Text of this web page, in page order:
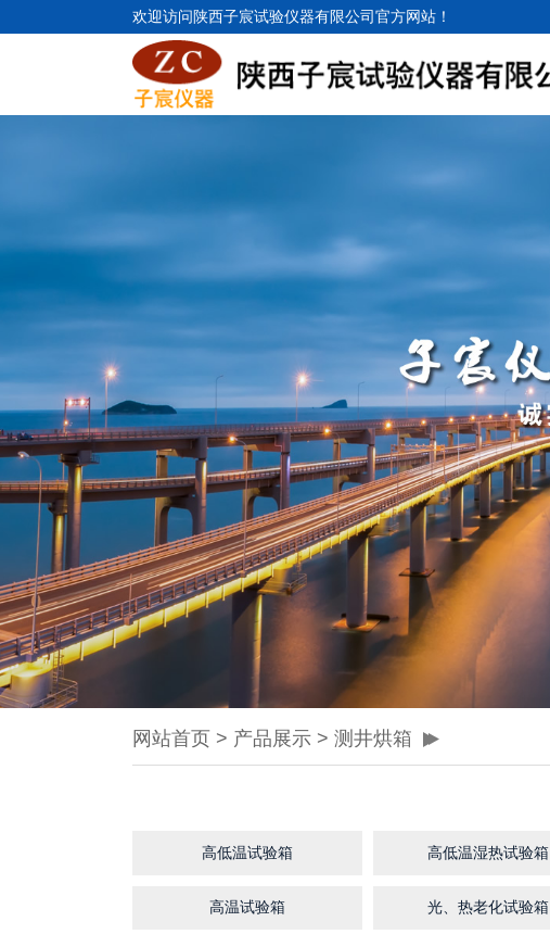
欢迎访问陕西子宸试验仪器有限公司官方网站！
网站首页 > 产品展示 > 测井烘箱
高低温试验箱 高低温湿热试验箱
高温试验箱 光、热老化试验箱